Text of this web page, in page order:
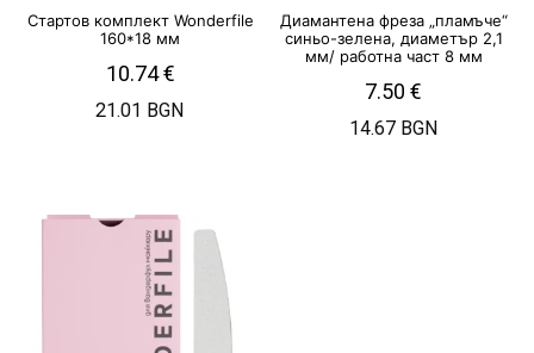
Стартов комплект Wonderfile
160*18 мм
10.74€
21.01 BGN
Диамантена фреза „пламъче“
синьо-зелена, диаметър 2,1
мм/ работна част 8 мм
7.50€
14.67 BGN